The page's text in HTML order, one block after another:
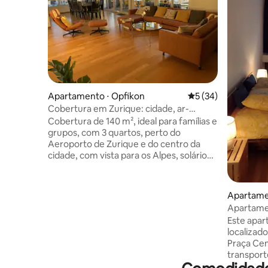
Apartamento ⋅ Opfikon 5 de uma
5 (34)
Cobertura em Zurique: cidade, ar-
condicionado, estacionamento
eletrônico gratuito, aeroporto
Cobertura de 140 m², ideal para famílias e
grupos, com 3 quartos, perto do
Aeroporto de Zurique e do centro da
cidade, com vista para os Alpes, solário
centro
Este
Praça